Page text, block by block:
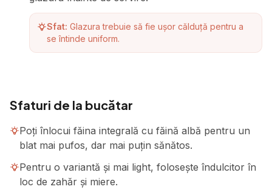
Sfat: Glazura trebuie să fie ușor călduță pentru a
se întinde uniform.
Sfaturi de la bucătar
Poți înlocui făina integrală cu făină albă pentru un
blat mai pufos, dar mai puțin sănătos.
Pentru o variantă și mai light, folosește îndulcitor în
loc de zahăr și miere.